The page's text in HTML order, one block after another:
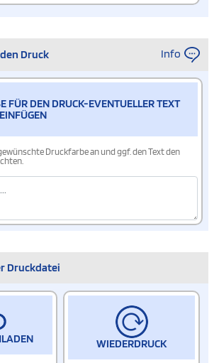
Druck Info
FÜR DEN DRUCK-EVENTUELLER TEXT
Druckfarbe an und ggf. den Text den
Druckdatei
WIEDERDRUCK